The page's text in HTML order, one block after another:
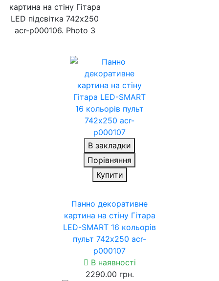
В закладки
Порівняння
Купити
Панно декоративне
картина на стіну Гітара
LED-SMART 16 кольорів
пульт 742х250 acr-
p000107
В наявності
2290.00 грн.